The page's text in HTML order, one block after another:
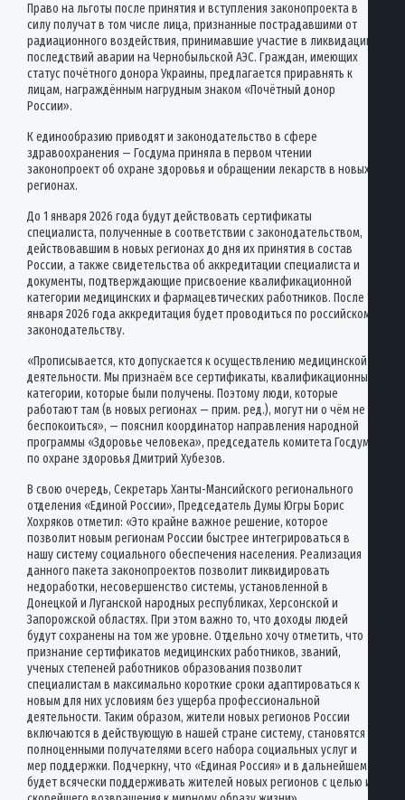
Право на льготы после принятия и вступления законопроекта в
силу получат в том числе лица, признанные пострадавшими от
радиационного воздействия, принимавшие участие в ликвидации
последствий аварии на Чернобыльской АЭС. Граждан, имеющих
статус почётного донора Украины, предлагается приравнять к
лицам, награждённым нагрудным знаком «Почётный донор
России».
К единообразию приводят и законодательство в сфере
здравоохранения — Госдума приняла в первом чтении
законопроект об охране здоровья и обращении лекарств в новых
регионах.
До 1 января 2026 года будут действовать сертификаты
специалиста, полученные в соответствии с законодательством,
действовавшим в новых регионах до дня их принятия в состав
России, а также свидетельства об аккредитации специалиста и
документы, подтверждающие присвоение квалификационной
категории медицинских и фармацевтических работников. После 1
января 2026 года аккредитация будет проводиться по российскому
законодательству.
«Прописывается, кто допускается к осуществлению медицинской
деятельности. Мы признаём все сертификаты, квалификационные
категории, которые были получены. Поэтому люди, которые
работают там (в новых регионах — прим. ред.), могут ни о чём не
беспокоиться», — пояснил координатор направления народной
программы «Здоровье человека», председатель комитета Госдумы
по охране здоровья Дмитрий Хубезов.
В свою очередь, Секретарь Ханты-Мансийского регионального
отделения «Единой России», Председатель Думы Югры Борис
Хохряков отметил: «Это крайне важное решение, которое
позволит новым регионам России быстрее интегрироваться в
нашу систему социального обеспечения населения. Реализация
данного пакета законопроектов позволит ликвидировать
недоработки, несовершенство системы, установленной в
Донецкой и Луганской народных республиках, Херсонской и
Запорожской областях. При этом важно то, что доходы людей
будут сохранены на том же уровне. Отдельно хочу отметить, что
признание сертификатов медицинских работников, званий,
ученых степеней работников образования позволит
специалистам в максимально короткие сроки адаптироваться к
новым для них условиям без ущерба профессиональной
деятельности. Таким образом, жители новых регионов России
включаются в действующую в нашей стране систему, становятся
полноценными получателями всего набора социальных услуг и
мер поддержки. Подчеркну, что «Единая Россия» и в дальнейшем
будет всячески поддерживать жителей новых регионов с целью их